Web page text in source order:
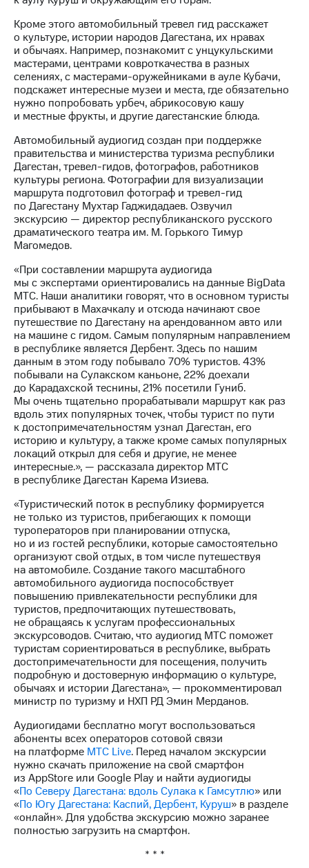
кабинет
акционера
Акционерный
капитал
Контроль
и
аудит
Рынок
Описание
Программа
приобретения
Порядок
выкупа
акций
Дивиденды
Рынок
Описание
Еврооблигации-2023
Уведомление
о
погашении
именных
облигаций
Другое
Регистратор
Реквизиты
Контакты
развитие
деловая этика
На главную
Кроме этого автомобильный тревел гид расскажет
о культуре, истории народов Дагестана, их нравах
и обычаях. Например, познакомит с унцукульскими
мастерами, центрами ковроткачества в разных
селениях, с мастерами-оружейниками в ауле Кубачи,
подскажет интересные музеи и места, где обязательно
нужно попробовать урбеч, абрикосовую кашу
и местные фрукты, и другие дагестанские блюда.
Автомобильный аудиогид создан при поддержке
правительства и министерства туризма республики
Дагестан, тревел-гидов, фотографов, работников
культуры региона. Фотографии для визуализации
маршрута подготовил фотограф и тревел-гид
по Дагестану Мухтар Гаджидадаев. Озвучил
экскурсию — директор республиканского русского
драматического театра им. М. Горького Тимур
Магомедов.
«При составлении маршрута аудиогида
мы с экспертами ориентировались на данные BigData
МТС. Наши аналитики говорят, что в основном туристы
прибывают в Махачкалу и отсюда начинают свое
путешествие по Дагестану на арендованном авто или
на машине с гидом. Самым популярным направлением
в республике является Дербент. Здесь по нашим
данным в этом году побывало 70% туристов. 43%
побывали на Сулакском каньоне, 22% доехали
до Карадахской теснины, 21% посетили Гуниб.
Мы очень тщательно прорабатывали маршрут как раз
вдоль этих популярных точек, чтобы турист по пути
к достопримечательностям узнал Дагестан, его
историю и культуру, а также кроме самых популярных
локаций открыл для себя и другие, не менее
интересные.», — рассказала директор МТС
в республике Дагестан Карема Изиева.
«Туристический поток в республику формируется
не только из туристов, прибегающих к помощи
туроператоров при планировании отпуска,
но и из гостей республики, которые самостоятельно
организуют свой отдых, в том числе путешествуя
на автомобиле. Создание такого масштабного
автомобильного аудиогида поспособствует
повышению привлекательности республики для
туристов, предпочитающих путешествовать,
не обращаясь к услугам профессиональных
экскурсоводов. Считаю, что аудиогид МТС поможет
туристам сориентироваться в республике, выбрать
достопримечательности для посещения, получить
подробную и достоверную информацию о культуре,
обычаях и истории Дагестана», — прокомментировал
министр по туризму и НХП РД Эмин Мерданов.
Аудиогидами бесплатно могут воспользоваться
абоненты всех операторов сотовой связи
на платформе МТС Live. Перед началом экскурсии
нужно скачать приложение на свой смартфон
из AppStore или Google Play и найти аудиогиды
«По Северу Дагестана: вдоль Сулака к Гамсутлю» или
«По Югу Дагестана: Каспий, Дербент, Куруш» в разделе
«онлайн». Для удобства экскурсию можно заранее
полностью загрузить на смартфон.
* * *